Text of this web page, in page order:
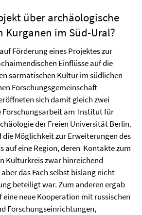
über archäologische
Kurganen im Süd-Ural?
Förderung eines Projektes zur
Einflüsse auf die
sarmatischen Kultur im südlichen
Forschungsgemeinschaft
sich damit gleich zwei
Forschungsarbeit am Institut für
der Freien Universität Berlin.
Möglichkeit zur Erweiterungen des
auf eine Region, deren Kontakte zum
Kulturkreis zwar hinreichend
das Fach selbst bislang nicht
beteiligt war. Zum anderen ergab
eine neue Kooperation mit russischen
Forschungseinrichtungen,